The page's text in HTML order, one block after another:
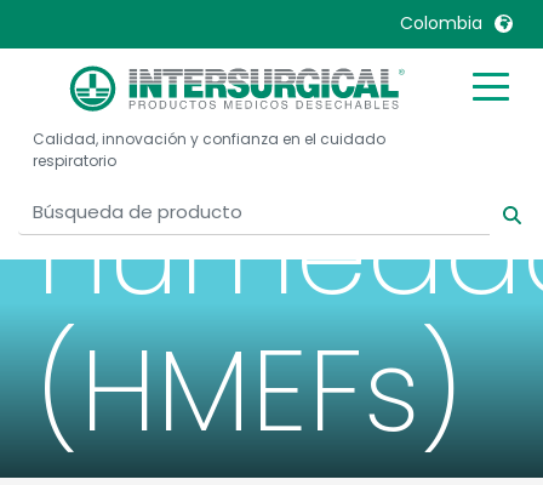
Colombia
United Kingdom
United States
België, Nederlands
Belgique, Français
Canada, Français
China
Colombia
Denmark
Malaysia
Nederlands
Norway
Portugal
Russia
Calidad, innovación y confianza en el cuidado
respiratorio
de calor
(HMEFs)